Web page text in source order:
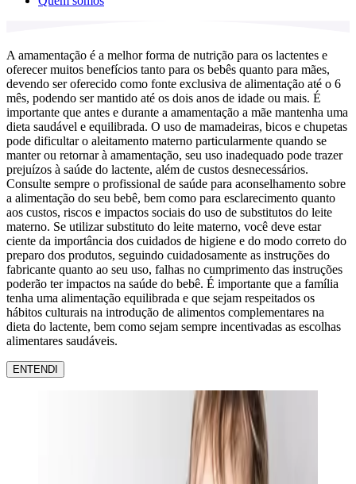
A amamentação é a melhor forma de nutrição para os lactentes e
oferecer muitos benefícios tanto para os bebês quanto para mães,
devendo ser oferecido como fonte exclusiva de alimentação até o 6
mês, podendo ser mantido até os dois anos de idade ou mais. É
importante que antes e durante a amamentação a mãe mantenha uma
dieta saudável e equilibrada. O uso de mamadeiras, bicos e chupetas
pode dificultar o aleitamento materno particularmente quando se
manter ou retornar à amamentação, seu uso inadequado pode trazer
prejuízos à saúde do lactente, além de custos desnecessários.
Consulte sempre o profissional de saúde para aconselhamento sobre
a alimentação do seu bebê, bem como para esclarecimento quanto
aos custos, riscos e impactos sociais do uso de substitutos do leite
materno. Se utilizar substituto do leite materno, você deve estar
ciente da importância dos cuidados de higiene e do modo correto do
preparo dos produtos, seguindo cuidadosamente as instruções do
fabricante quanto ao seu uso, falhas no cumprimento das instruções
poderão ter impactos na saúde do bebê. É importante que a família
tenha uma alimentação equilibrada e que sejam respeitados os
hábitos culturais na introdução de alimentos complementares na
dieta do lactente, bem como sejam sempre incentivadas as escolhas
alimentares saudáveis.
ENTENDI